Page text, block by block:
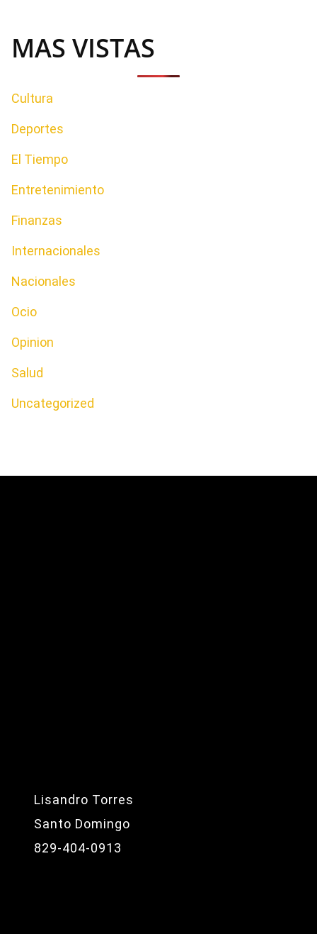
MAS VISTAS
Cultura
Deportes
El Tiempo
Entretenimiento
Finanzas
Internacionales
Nacionales
Ocio
Opinion
Salud
Uncategorized
Lisandro Torres
Santo Domingo
829-404-0913